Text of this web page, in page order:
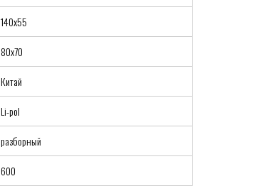
140х55
80x70
Китай
Li-pol
разборный
600